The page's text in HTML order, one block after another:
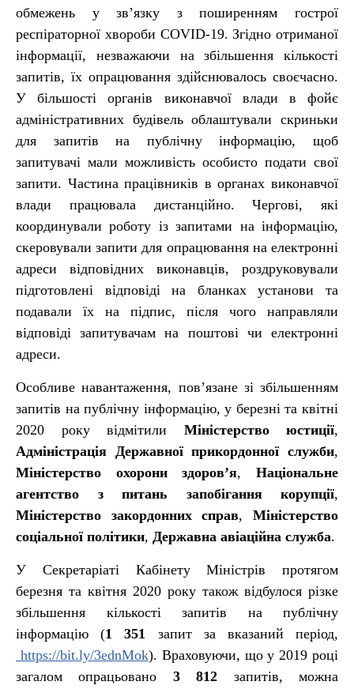
обмежень у зв’язку з поширенням гострої
респіраторної хвороби COVID-19. Згідно отриманої
інформації, незважаючи на збільшення кількості
запитів, їх опрацювання здійснювалось своєчасно.
У більшості органів виконавчої влади в фойє
адміністративних будівель облаштували скриньки
для запитів на публічну інформацію, щоб
запитувачі мали можливість особисто подати свої
запити. Частина працівників в органах виконавчої
влади працювала дистанційно. Чергові, які
координували роботу із запитами на інформацію,
скеровували запити для опрацювання на електронні
адреси відповідних виконавців, роздруковували
підготовлені відповіді на бланках установи та
подавали їх на підпис, після чого направляли
відповіді запитувачам на поштові чи електронні
адреси.
Особливе навантаження, пов’язане зі збільшенням
запитів на публічну інформацію, у березні та квітні
2020 року відмітили Міністерство юстиції,
Адміністрація Державної прикордонної служби,
Міністерство охорони здоров’я,Національне
агентство з питань запобігання корупції,
Міністерство закордонних справ,Міністерство
соціальної політики, Державна авіаційна служба.
У Секретаріаті Кабінету Міністрів протягом
березня та квітня 2020 року також відбулося різке
збільшення кількості запитів на публічну
інформацію (1 351 запит за вказаний період,
https://bit.ly/3ednMok). Враховуючи, що у 2019 році
загалом опрацьовано 3 812 запитів, можна